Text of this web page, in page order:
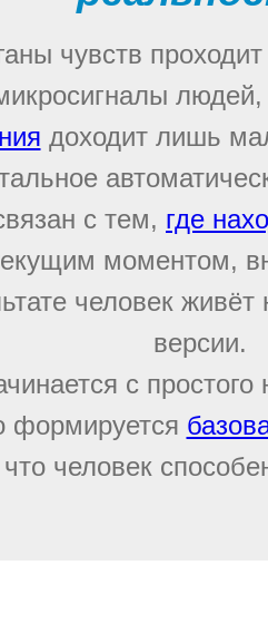
чувств
людей,
доходит лишь
с тем, где
моментом,
человек
версии.
с
формируется
человек